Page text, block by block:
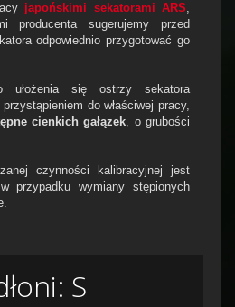
japońskimi sekatorami ARS,
producenta sugerujemy przed
odpowiednio przygotować go
ułożenia się ostrzy sekatora
do właściwej pracy,
cienkich gałązek, o grubości
czynności kalibracyjnej jest
przypadku wymiany stępionych
S